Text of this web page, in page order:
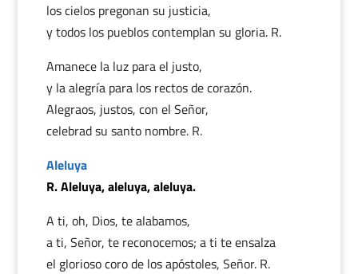
los cielos pregonan su justicia,
y todos los pueblos contemplan su gloria. R.
Amanece la luz para el justo,
y la alegría para los rectos de corazón.
Alegraos, justos, con el Señor,
celebrad su santo nombre. R.
Aleluya
R. Aleluya, aleluya, aleluya.
A ti, oh, Dios, te alabamos,
a ti, Señor, te reconocemos; a ti te ensalza
el glorioso coro de los apóstoles, Señor. R.